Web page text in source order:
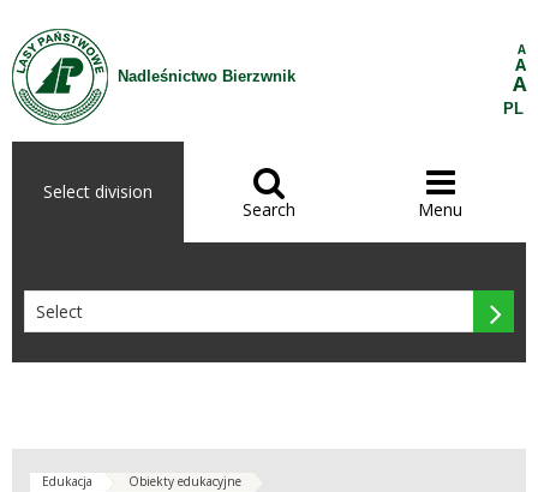
Skip to Content
Nadleśnictwo Bierzwnik
A
A
A
PL
Select division 
Search

Menu

Edukacja Obiekty edukacyjne